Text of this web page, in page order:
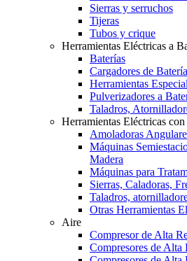
Sierras y serruchos
Tijeras
Tubos y crique
Herramientas Eléctricas a
Baterías
Cargadores de Batería
Herramientas
Pulverizadores a
Taladros,
Herramientas Eléctricas
Amoladoras
Máquinas
Madera
Máquinas para
Sierras, Caladoras,
Taladros,
Otras Herramientas
Aire
Compresor de Alta
Compresores de Alta